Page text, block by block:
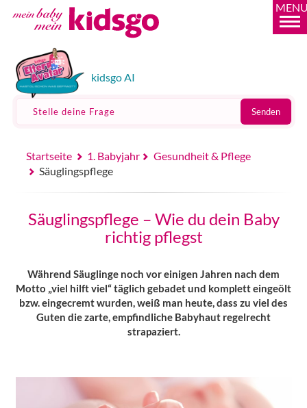
kidsgo AI
Stelle deine Frage Senden
Startseite 1. Babyjahr
Gesundheit & Pflege
Säuglingspflege
Säuglingspflege – Wie du dein Baby
richtig pflegst
Während Säuglinge noch vor einigen Jahren nach dem
Motto „viel hilft viel“ täglich gebadet und komplett eingeölt
bzw. eingecremt wurden, weiß man heute, dass zu viel des
Guten die zarte, empfindliche Babyhaut regelrecht
strapaziert.